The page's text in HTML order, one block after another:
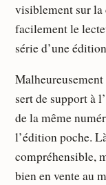
visiblement sur
facilement le
série d’une
sert de support à
de la même
l’édition poche.
compréhensible,
bien en vente au